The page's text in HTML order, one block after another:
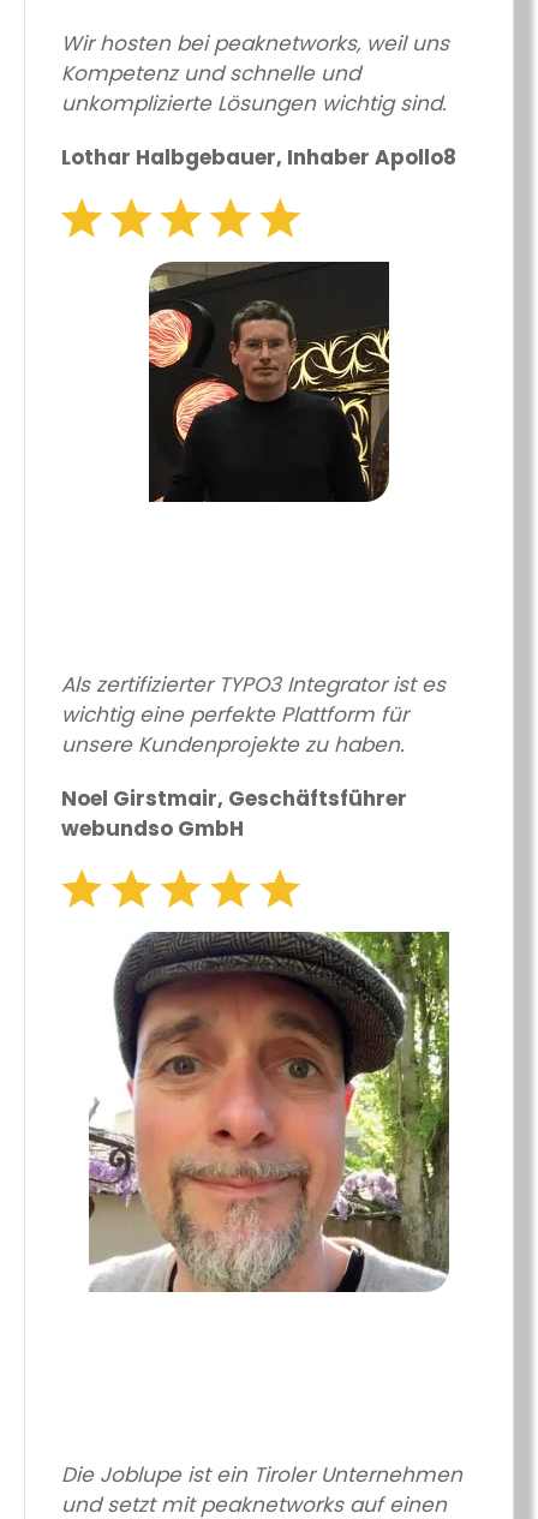
Wir hosten bei peaknetworks, weil uns
Kompetenz und schnelle und
unkomplizierte Lösungen wichtig sind.
Lothar Halbgebauer, Inhaber Apollo8
Als zertifizierter TYPO3 Integrator ist es
wichtig eine perfekte Plattform für
unsere Kundenprojekte zu haben.
Noel Girstmair, Geschäftsführer
webundso GmbH
Die Joblupe ist ein Tiroler Unternehmen
und setzt mit peaknetworks auf einen